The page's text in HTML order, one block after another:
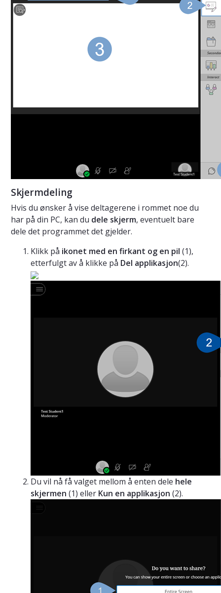
Skjermdeling
Hvis du ønsker å vise deltagerene i rommet noe du
har på din PC, kan du dele skjerm, eventuelt bare
dele det programmet det gjelder.
Klikk på ikonet med en firkant og en pil (1),
etterfulgt av å klikke på Del applikasjon(2).
Du vil nå få valget mellom å enten dele hele
skjermen (1) eller Kun en applikasjon (2).